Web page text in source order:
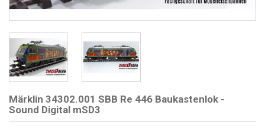
Märklin 34302.001 SBB Re 446 Baukastenlok -
Sound Digital mSD3